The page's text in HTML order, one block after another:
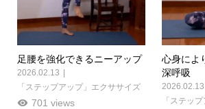
足腰を強化できるニーアップ
2026.02.13
「ステップアップ」エクササイズ
701 views
心身によ
深呼吸
2026.02.13
「ステッ